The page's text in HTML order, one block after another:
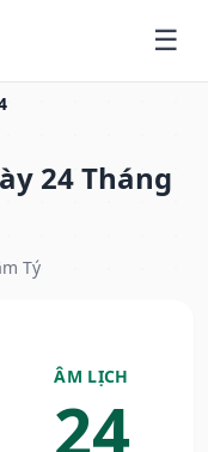
24 Tháng
Tý
ÂM LỊCH
24